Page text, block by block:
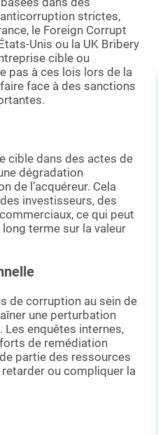
strictes,
le Foreign Corrupt
Unis ou la UK Bribery
cible ou
pas à ces lois lors de la
face à des sanctions
cible dans des actes de
dégradation
de l’acquéreur. Cela
investisseurs, des
ce qui peut
terme sur la valeur
de corruption au sein de
une perturbation
enquêtes internes,
de remédiation
partie des ressources
retarder ou compliquer la